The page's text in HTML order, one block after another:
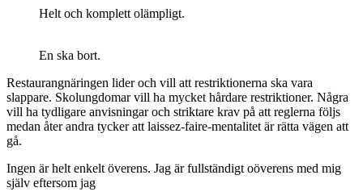
Helt och komplett olämpligt.
En ska bort.
Restaurangnäringen lider och vill att restriktionerna ska vara
slappare. Skolungdomar vill ha mycket hårdare restriktioner. Några
vill ha tydligare anvisningar och striktare krav på att reglerna följs
medan åter andra tycker att laissez-faire-mentalitet är rätta vägen att
gå.
Ingen är helt enkelt överens. Jag är fullständigt oöverens med mig
själv eftersom jag